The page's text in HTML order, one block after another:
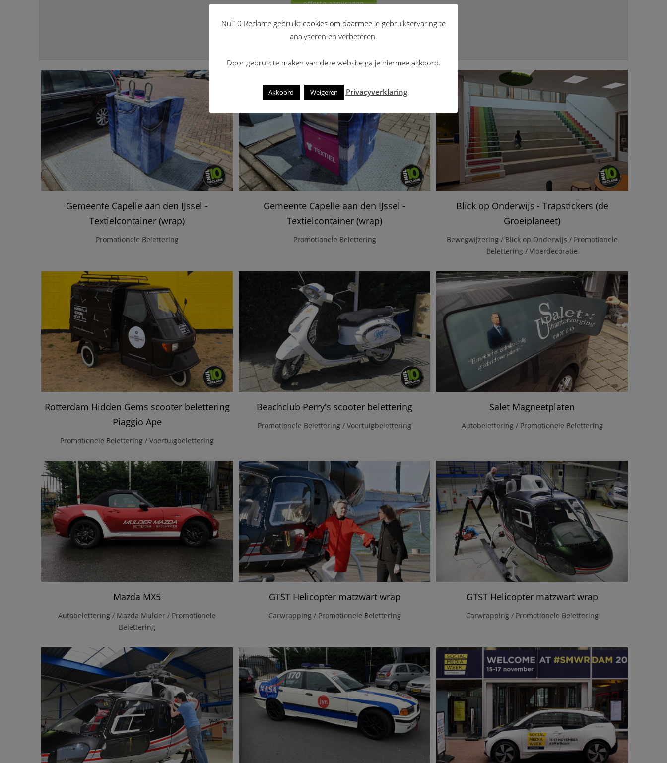
offerte aanvragen
Gemeente Capelle aan den IJssel -
Textielcontainer (wrap)
Promotionele Belettering
Gemeente Capelle aan den IJssel -
Textielcontainer (wrap)
Promotionele Belettering
Blick op Onderwijs - Trapstickers (de
Groeiplaneet)
Bewegwijzering / Blick op Onderwijs / Promotionele
Belettering / Vloerdecoratie
Rotterdam Hidden Gems scooter belettering
Piaggio Ape
Promotionele Belettering / Voertuigbelettering
Beachclub Perry's scooter belettering
Promotionele Belettering / Voertuigbelettering
Salet Magneetplaten
Autobelettering / Promotionele Belettering
Mazda MX5
Autobelettering / Mazda Mulder / Promotionele
Belettering
GTST Helicopter matzwart wrap
Carwrapping / Promotionele Belettering
GTST Helicopter matzwart wrap
Carwrapping / Promotionele Belettering
Nul10 Reclame gebruikt cookies om daarmee je gebruikservaring te
analyseren en verbeteren.
Door gebruik te maken van deze website ga je hiermee akkoord.
Akkoord Weigeren Privacyverklaring